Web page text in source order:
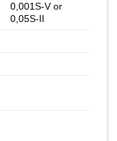
0,001S-V or
0,05S-II